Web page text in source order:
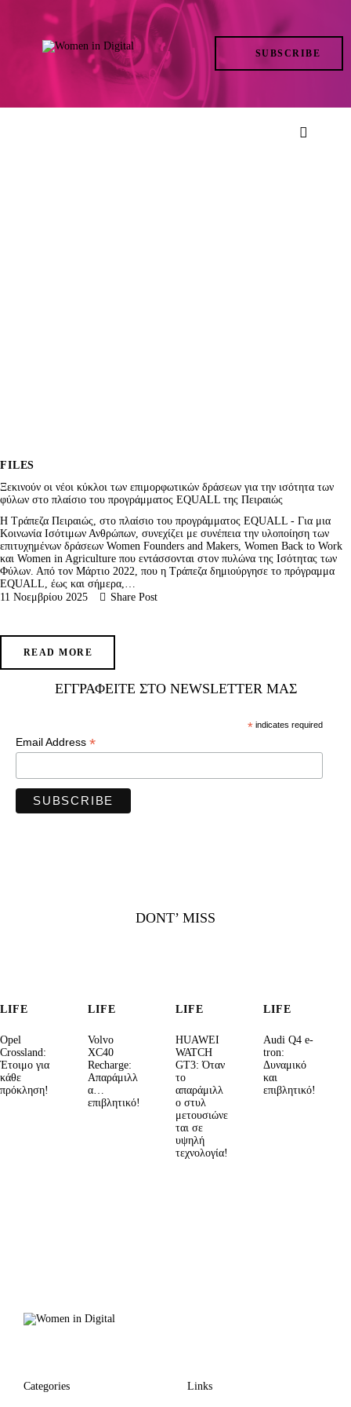
SUBSCRIBE
TRENDS
FILES
Ξεκινούν οι νέοι κύκλοι των επιμορφωτικών δράσεων για την ισότητα των
φύλων στο πλαίσιο του προγράμματος EQUALL της Πειραιώς
Η Τράπεζα Πειραιώς, στο πλαίσιο του προγράμματος EQUALL - Για μια
Κοινωνία Ισότιμων Ανθρώπων, συνεχίζει με συνέπεια την υλοποίηση των
επιτυχημένων δράσεων Women Founders and Makers, Women Βack to Work
και Women in Agriculture που εντάσσονται στον πυλώνα της Ισότητας των
Φύλων. Από τον Μάρτιο 2022, που η Τράπεζα δημιούργησε το πρόγραμμα
EQUALL, έως και σήμερα,…
11 Νοεμβρίου 2025
Share Post
READ MORE
ΕΓΓΡΑΦΕΊΤΕ ΣΤΟ NEWSLETTER ΜΑΣ
*indicates required
Email Address *
DONT’ MISS
LIFE
Opel
Crossland:
Έτοιμο για
κάθε
πρόκληση!
LIFE
Volvo
XC40
Recharge:
Απαράμιλλ
α…
επιβλητικό!
LIFE
HUAWEI
WATCH
GT3: Όταν
το
απαράμιλλ
ο στυλ
μετουσιώνε
ται σε
υψηλή
τεχνολογία!
LIFE
Audi Q4 e-
tron:
Δυναμικό
και
επιβλητικό!
Categories Links